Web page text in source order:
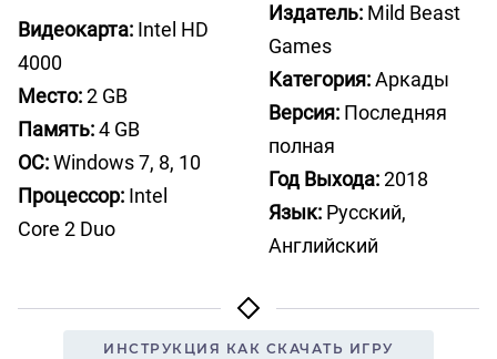
Видеокарта: Intel HD
4000
Место:2 GB
Память:4 GB
ОС:Windows 7, 8, 10
Процессор: Intel
Core 2 Duo
Издатель: Mild Beast
Games
Категория:Аркады
Версия: Последняя
полная
Год Выхода:2018
Язык: Русский,
Английский
ИНСТРУКЦИЯ КАК СКАЧАТЬ ИГРУ